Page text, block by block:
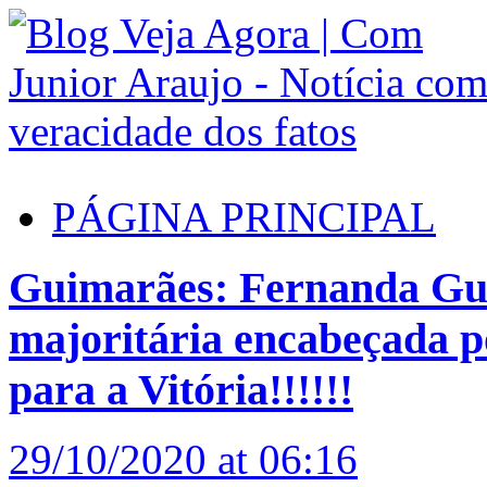
PÁGINA PRINCIPAL
Guimarães: Fernanda
majoritária encabeçada
para a Vitória!!!!!!
29/10/2020 at 06:16